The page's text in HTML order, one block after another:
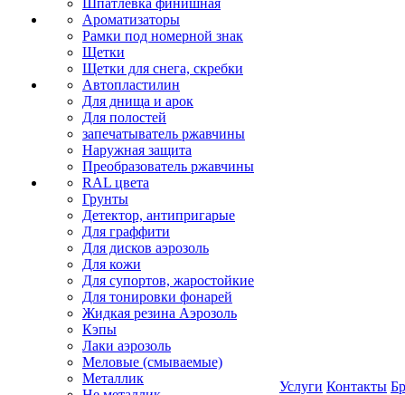
Шпатлевка финишная
Ароматизаторы
Рамки под номерной знак
Щетки
Щетки для снега, скребки
Автопластилин
Для днища и арок
Для полостей
запечатыватель ржавчины
Наружная защита
Преобразователь ржавчины
RAL цвета
Грунты
Детектор, антипригарые
Для граффити
Для дисков аэрозоль
Для кожи
Для супортов, жаростойкие
Для тонировки фонарей
Жидкая резина Аэрозоль
Кэпы
Лаки аэрозоль
Меловые (смываемые)
Металлик
Услуги Контакты